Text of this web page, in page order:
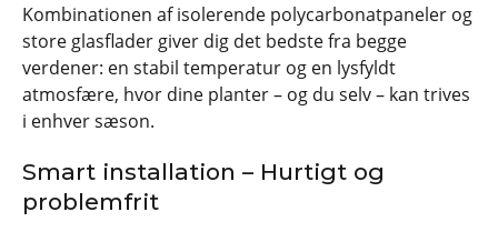
Kombinationen af isolerende polycarbonatpaneler og
store glasflader giver dig det bedste fra begge
verdener: en stabil temperatur og en lysfyldt
atmosfære, hvor dine planter – og du selv – kan trives
i enhver sæson.
Smart installation – Hurtigt og
problemfrit